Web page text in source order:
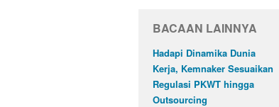
BACAAN LAINNYA
Hadapi Dinamika Dunia
Kerja, Kemnaker Sesuaikan
Regulasi PKWT hingga
Outsourcing